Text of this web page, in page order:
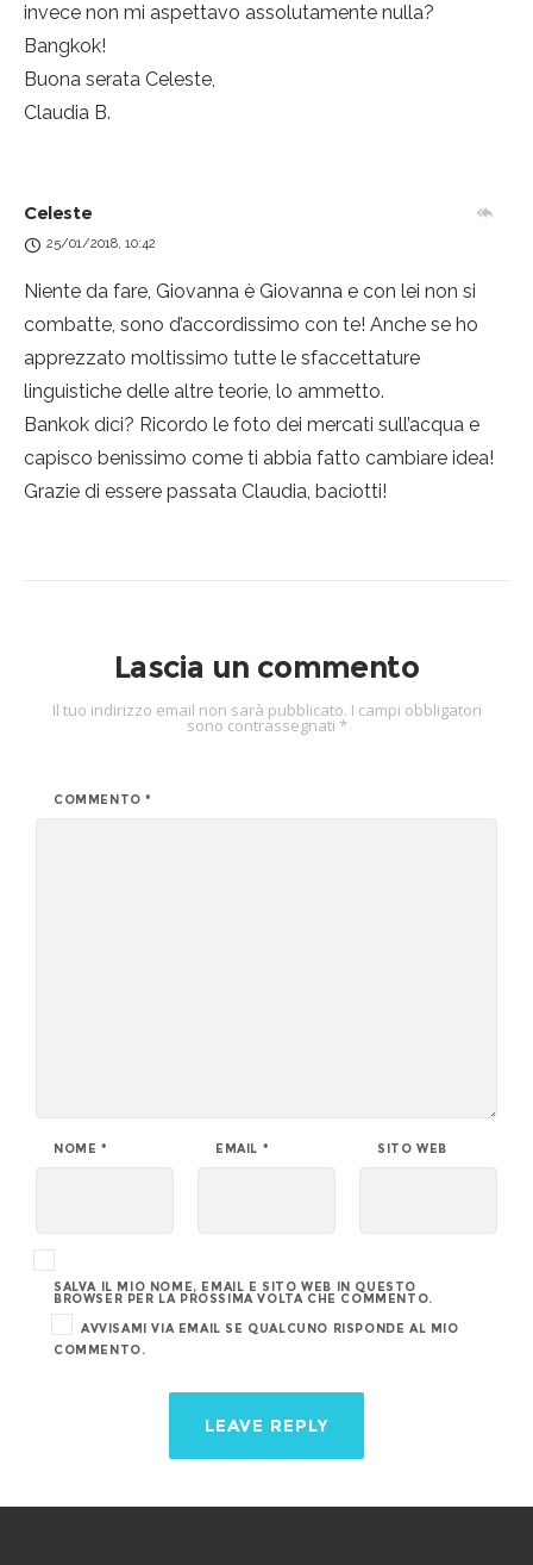
invece non mi aspettavo assolutamente nulla?
Bangkok!
Buona serata Celeste,
Claudia B.
Celeste
25/01/2018, 10:42
Niente da fare, Giovanna è Giovanna e con lei non si
combatte, sono d’accordissimo con te! Anche se ho
apprezzato moltissimo tutte le sfaccettature
linguistiche delle altre teorie, lo ammetto.
Bankok dici? Ricordo le foto dei mercati sull’acqua e
capisco benissimo come ti abbia fatto cambiare idea!
Grazie di essere passata Claudia, baciotti!
Lascia un commento
Il tuo indirizzo email non sarà pubblicato. I campi obbligatori
sono contrassegnati *
COMMENTO*
NOME * EMAIL * SITO WEB
SALVA IL MIO NOME, EMAIL E SITO WEB IN QUESTO
BROWSER PER LA PROSSIMA VOLTA CHE COMMENTO.
AVVISAMI VIA EMAIL SE QUALCUNO RISPONDE AL MIO
COMMENTO.